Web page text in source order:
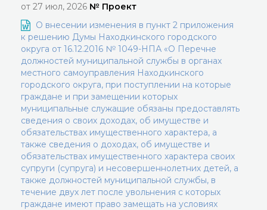
от 27 июл, 2026 № Проект
О внесении изменения в пункт 2 приложения
к решению Думы Находкинского городского
округа от 16.12.2016 № 1049-НПА «О Перечне
должностей муниципальной службы в органах
местного самоуправления Находкинского
городского округа, при поступлении на которые
граждане и при замещении которых
муниципальные служащие обязаны предоставлять
сведения о своих доходах, об имуществе и
обязательствах имущественного характера, а
также сведения о доходах, об имуществе и
обязательствах имущественного характера своих
супруги (супруга) и несовершеннолетних детей, а
также должностей муниципальной службы, в
течение двух лет после увольнения с которых
граждане имеют право замещать на условиях